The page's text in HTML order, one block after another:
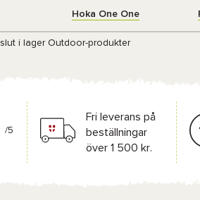
Hoka One One
slut i lager Outdoor-produkter
/5
Fri leverans på
beställningar
över 1 500 kr.